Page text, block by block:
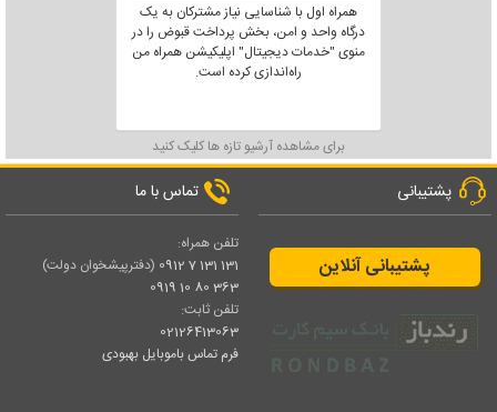
همراه اول با شناسایی نیاز مشترکان به یک
درگاه واحد و امن، بخش پرداخت قبوض را در
منوی "خدمات دیجیتال" اپلیکیشن همراه من
راه‌اندازی کرده است.
برای مشاهده آرشیو تازه ها کلیک کنید
پشتیبانی
پشتیبانی آنلاین
تماس با ما
تلفن همراه:
131 131 7 0912
(دفترپیشخوان دولت)
363 80 10 0919
تلفن ثابت:
02126413063
فرم تماس باموبایل بهبودی